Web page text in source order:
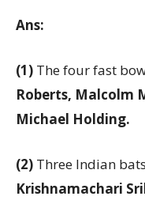
Ans:
(1) The four fast
Roberts, Malcolm
Michael Holding.
(2) Three Indian
Krishnamachari